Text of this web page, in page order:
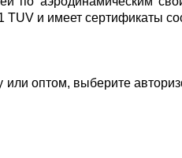
и имеет сертификаты
оптом, выберите